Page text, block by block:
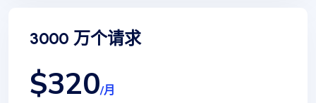
3000 万个请求
$320/月